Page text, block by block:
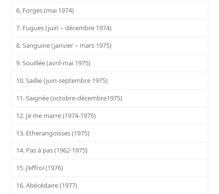
6. Forges (mai 1974)
7. Fugues (juin – décembre 1974)
8. Sanguine (janvier – mars 1975)
9. Souillée (avril-mai 1975)
10. Saillie (juin-septembre 1975)
11. Saignée (octobre-décembre1975)
12. Je me marre (1974-1975)
13. Etherangoisses (1975)
14. Pas à pas (1962-1975)
15. J’effroi (1976)
16. Abécédaire (1977)